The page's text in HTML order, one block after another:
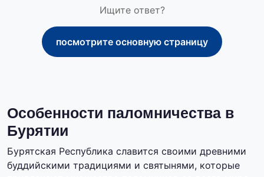
Ищите ответ?
посмотрите основную страницу
Особенности паломничества в
Бурятии
Бурятская Республика славится своими древними
буддийскими традициями и святынями, которые